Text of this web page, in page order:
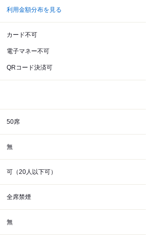
利用金額分布を見る
カード不可
電子マネー不可
QRコード決済可
50席
無
可（20人以下可）
全席禁煙
無